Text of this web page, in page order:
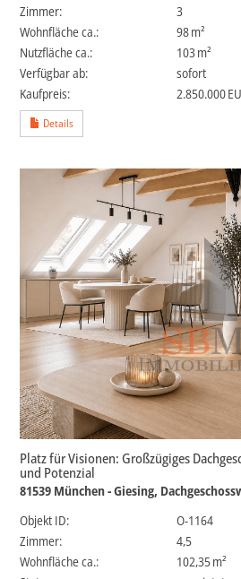
Zimmer:
3
Wohnfläche ca.:
98 m²
Nutzfläche ca.:
103 m²
Verfügbar ab:
sofort
Kaufpreis:
2.850.000
Details
Platz für Visionen: Großzügiges
und Potenzial
81539 München - Giesing,
Objekt ID:
O-1164
Zimmer:
4,5
Wohnfläche ca.:
102,35 m²